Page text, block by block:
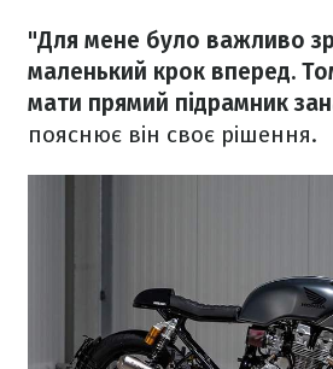
"Для мене було важливо
маленький крок вперед.
мати прямий підрамник
пояснює він своє рішення.